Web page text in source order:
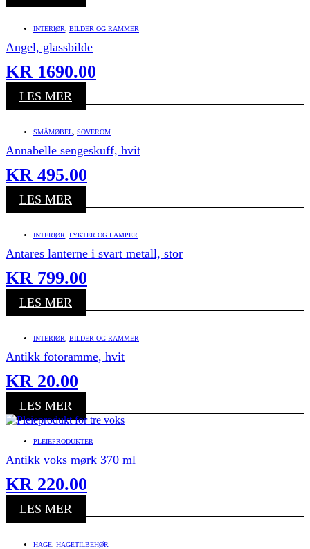
INTERIØR BILDER OG RAMMER
Angel, glassbilde
KR 1690.00
LES MER
SMÅMØBEL SOVEROM
Annabelle sengeskuff, hvit
KR 495.00
LES MER
INTERIØR LYKTER OG LAMPER
Antares lanterne i svart metall, stor
KR 799.00
LES MER
INTERIØR BILDER OG RAMMER
Antikk fotoramme, hvit
KR 20.00
LES MER
PLEIEPRODUKTER
Antikk voks mørk 370 ml
KR 220.00
LES MER
HAGE HAGETILBEHØR